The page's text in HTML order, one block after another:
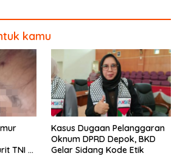
kamu
TNI di
Kasus Dugaan Pelanggaran
Oknum DPRD Depok, BKD
Gelar Sidang Kode Etik